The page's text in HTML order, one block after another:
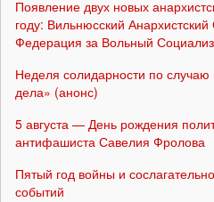
Появление двух новых
году: Вильнюсский
Федерация за Вольный
Неделя солидарности по
дела» (анонс)
5 августа — День рождения
антифашиста Савелия Фролова
Пятый год войны и
событий